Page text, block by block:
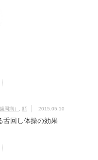
周病） , 顔 2015.05.10
舌回し体操の効果